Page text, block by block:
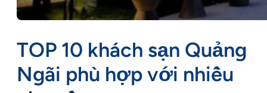
TOP 10 khách sạn Quảng
Ngãi phù hợp với nhiều